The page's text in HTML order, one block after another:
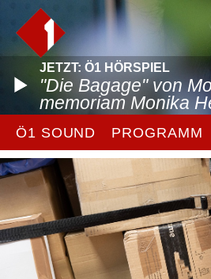
JETZT: Ö1 HÖRSPIEL
"Die Bagage" von
memoriam Monika
Ö1 SOUND PROGRAMM